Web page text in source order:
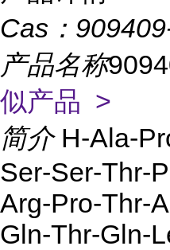
Cas：
产品名称
似产品 >
简介 H-Ala-
Ser-Ser-Thr-
Arg-Pro-Thr-
Gln-Thr-Gln-